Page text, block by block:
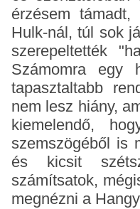
érzésem
Hulk-nál, túl sok
szerepeltették
Számomra egy
tapasztaltabb
nem lesz hiány,
kiemelendő,
szemszögéből is
és kicsit
számítsatok,
megnézni a